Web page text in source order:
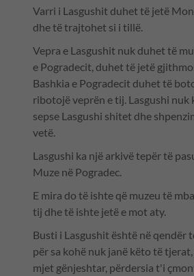
Varri i Lasgushit duhet të jetë
dhe të trajtohet si i tillë.
Vepra e Lasgushit nuk duhet të
e Pogradecit, duhet të jetë
Bashkia e Pogradecit duhet të
ribotojë veprën e tij. Lasgushi nuk
sepse Lasgushi shitet dhe
vetë.
Lasgushi ka një arkivë tepër të
Muze në Pogradec.
E mira do të ishte që muzeu të
tij dhe të ishte jetë e mot aty.
Busti i Lasgushit është në qendër
për sa kohë nuk janë këto të
mjet gënjeshtar, përdersia t'i